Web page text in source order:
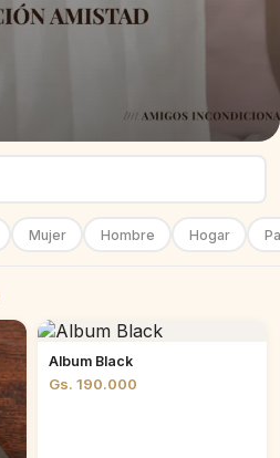
Mujer Hombre Hogar
Album Black
Gs. 190.000